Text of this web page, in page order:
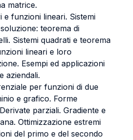
matrice.
e funzioni lineari. Sistemi
teorema di
Sistemi quadrati e teorema
lineari e loro
Esempi ed applicazioni
aziendali.
per funzioni di due
e grafico. Forme
parziali. Gradiente e
Ottimizzazione estremi
del primo e del secondo